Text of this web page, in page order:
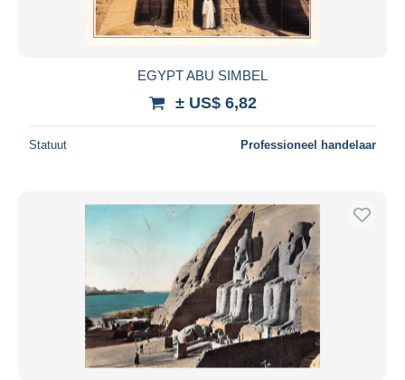
EGYPT ABU SIMBEL
± US$ 6,82
Statuut Professioneel handelaar